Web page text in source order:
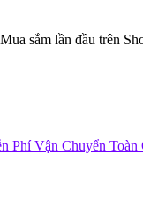
sắm lần đầu trên
Phí Vận Chuyển Toàn